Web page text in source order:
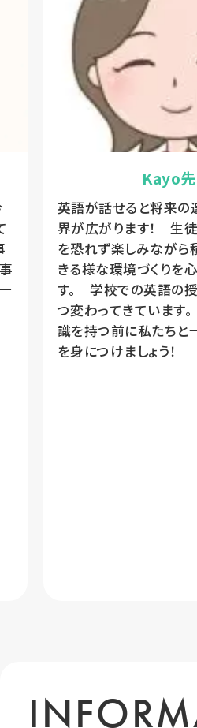
Kayo
英語が話せると将来の
界が広がります！ 生
を恐れず楽しみながら
きる様な環境づくりを
す。 学校での英語の
つ変わってきています
識を持つ前に私たちと
を身につけましょう！